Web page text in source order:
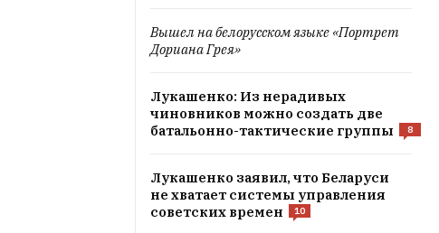
Вышел на белорусском языке «Портрет
Дориана Грея»
Лукашенко: Из нерадивых
чиновников можно создать две
батальонно-тактические группы
8
Лукашенко заявил, что Беларуси
не хватает системы управления
советских времен
10